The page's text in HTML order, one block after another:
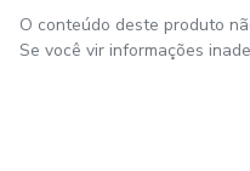
O conteúdo deste produto
Se você vir informações